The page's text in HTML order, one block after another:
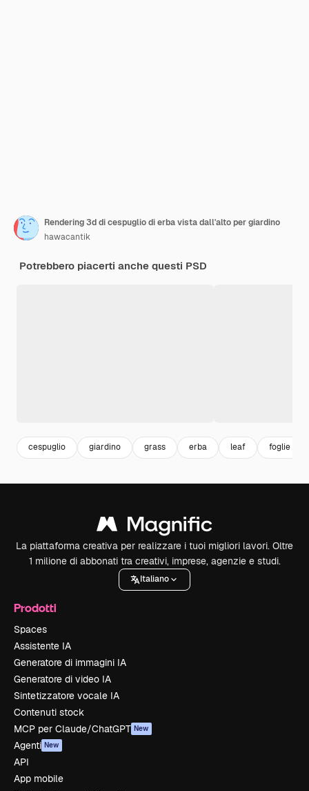
Rendering 3d di cespuglio di erba vista dall'alto per giardino
hawacantik
Potrebbero piacerti anche questi PSD
cespuglio giardino grass erba leaf foglie
La piattaforma creativa per realizzare i tuoi migliori lavori. Oltre
1 milione di abbonati tra creativi, imprese, agenzie e studi.
Italiano
Prodotti
Spaces
Assistente IA
Generatore di immagini IA
Generatore di video IA
Sintetizzatore vocale IA
Contenuti stock
MCP per Claude/ChatGPT New
Agenti New
API
App mobile